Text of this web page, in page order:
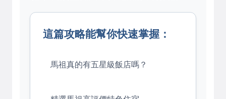
這篇攻略能幫你快速掌握：
馬祖真的有五星級飯店嗎？